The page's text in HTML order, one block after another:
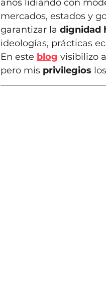
años lidiando con
mercados, estados y
garantizar la dignidad
ideologías, prácticas
En este blog visibilizo
pero mis privilegios